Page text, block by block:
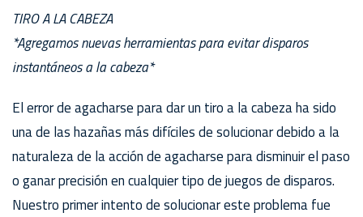
TIRO A LA CABEZA
*Agregamos nuevas herramientas para evitar disparos
instantáneos a la cabeza*
El error de agacharse para dar un tiro a la cabeza ha sido
una de las hazañas más difíciles de solucionar debido a la
naturaleza de la acción de agacharse para disminuir el paso
o ganar precisión en cualquier tipo de juegos de disparos.
Nuestro primer intento de solucionar este problema fue